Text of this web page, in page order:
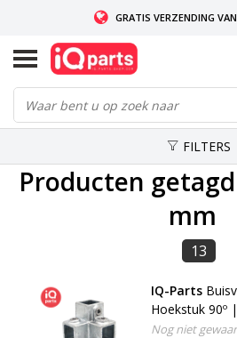
GRATIS VERZENDING
INDIEN VOORRADIG: VOOR 14:00
WERELDWIJDE
FILTERS
Producten
mm
13
IQ-Parts
Hoekstuk 90º
Type 18S
Nog niet